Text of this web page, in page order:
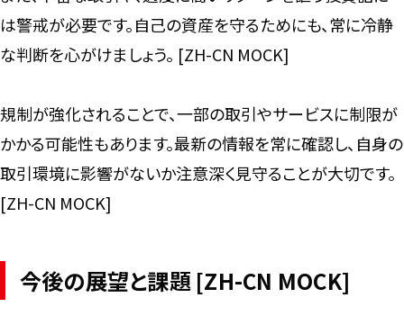
は警戒が必要です。自己の資産を守るためにも、常に冷静
な判断を心がけましょう。 [ZH-CN MOCK]
規制が強化されることで、一部の取引やサービスに制限が
かかる可能性もあります。最新の情報を常に確認し、自身の
取引環境に影響がないか注意深く見守ることが大切です。
[ZH-CN MOCK]
今後の展望と課題 [ZH-CN MOCK]